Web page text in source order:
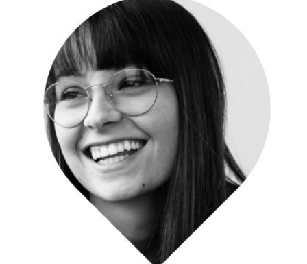
Matteo Gamberini
Specialista funnel newsletter
WordPress developer